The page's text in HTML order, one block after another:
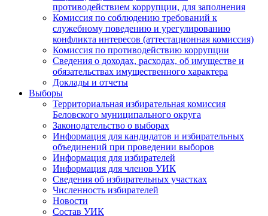
противодействием коррупции, для заполнения
Комиссия по соблюдению требований к
служебному поведению и урегулированию
конфликта интересов (аттестационная комиссия)
Комиссия по противодействию коррупции
Сведения о доходах, расходах, об имуществе и
обязательствах имущественного характера
Доклады и отчеты
Выборы
Территориальная избирательная комиссия
Беловского муниципального округа
Законодательство о выборах
Информация для кандидатов и избирательных
объединений при проведении выборов
Информация для избирателей
Информация для членов УИК
Сведения об избирательных участках
Численность избирателей
Новости
Состав УИК